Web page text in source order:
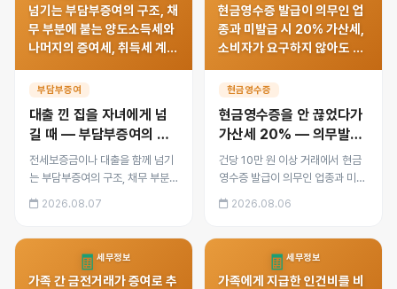
넘기는 부담부증여의 구조, 채
무 부분에 붙는 양도소득세와
나머지의 증여세, 취득세 계
채무 상환 내역까지 정리했습
부담부증여
대출 낀 집을 자녀에게 넘
길 때 — 부담부증여의 세
금 계산과 함정
전세보증금이나 대출을 함께 넘기
는 부담부증여의 구조, 채무 부분
에 붙는 양도소득세와 나머지의 증
여세, 취득세 계산, 국세청이 사후
2026.08.07
현금영수증 발급이 의무인 업
종과 미발급 시 20% 가산세,
소비자가 요구하지 않아도 발
제도와 실무 대응 방법을 정리
현금영수증
현금영수증을 안 끊었다가
가산세 20% — 의무발행
업종이라면 꼭 확인할 것
건당 10만 원 이상 거래에서 현금
영수증 발급이 의무인 업종과 미발
급 시 20% 가산세, 소비자가 요구
하지 않아도 발급해야 하는 이유,
2026.08.06
🧾 세무정보
가족 간 금전거래가 증여로 추
🧾 세무정보
가족에게 지급한 인건비를 비